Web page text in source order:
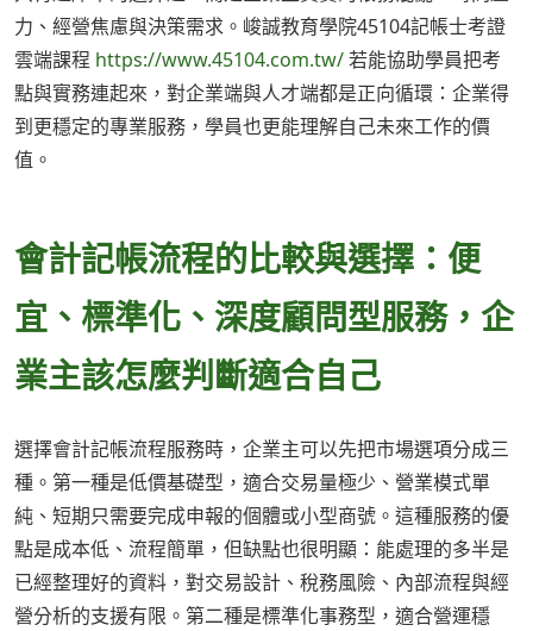
力、經營焦慮與決策需求。峻誠教育學院45104記帳士考證
雲端課程 https://www.45104.com.tw/若能協助學員把考
點與實務連起來，對企業端與人才端都是正向循環：企業得
到更穩定的專業服務，學員也更能理解自己未來工作的價
值。
會計記帳流程的比較與選擇：便
宜、標準化、深度顧問型服務，企
業主該怎麼判斷適合自己
選擇會計記帳流程服務時，企業主可以先把市場選項分成三
種。第一種是低價基礎型，適合交易量極少、營業模式單
純、短期只需要完成申報的個體或小型商號。這種服務的優
點是成本低、流程簡單，但缺點也很明顯：能處理的多半是
已經整理好的資料，對交易設計、稅務風險、內部流程與經
營分析的支援有限。第二種是標準化事務型，適合營運穩